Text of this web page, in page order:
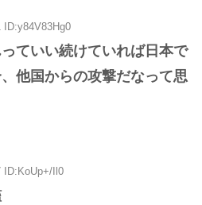
ID:y84V83Hg0
ていい続けていれば日本で
他国からの攻撃だなって思
ID:KoUp+/Il0